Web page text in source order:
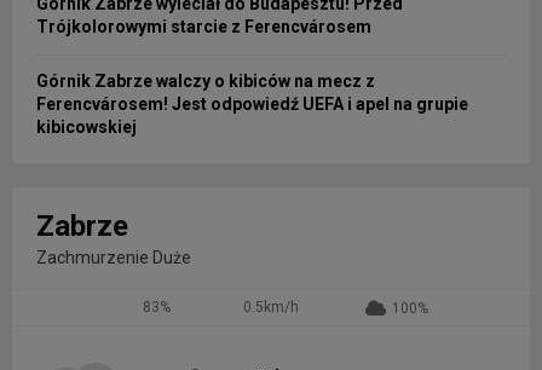
Trójkolorowymi starcie z Ferencvárosem
Górnik Zabrze walczy o kibiców na mecz z
Ferencvárosem! Jest odpowiedź UEFA i apel na grupie
kibicowskiej
Zabrze
Zachmurzenie Duże
83% 0.5km/h 100%